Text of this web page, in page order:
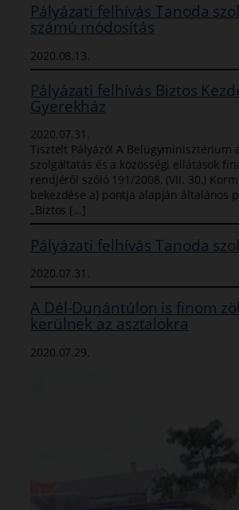
Pályázati felhívás Tanoda
számú módosítás
2020.08.13.
Pályázati felhívás Biztos
Gyerekház
2020.07.31.
Tisztelt Pályázó! A Belügyminisztérium
szolgáltatás és a közösségi ellátások
rendjéről szóló 191/2008. (VII. 30.)
bekezdése a) pontja alapján általános
„Biztos […]
Pályázati felhívás Tanoda
2020.07.31.
A Dél-Dunántúlon is finom
kerülnek az asztalokra
2020.07.29.